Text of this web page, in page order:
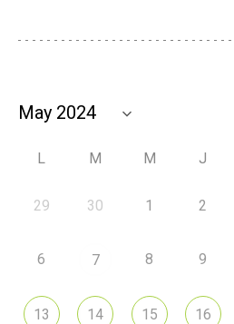
L M M J
29 30 1 2
6 7 8 9
13 14 15 16